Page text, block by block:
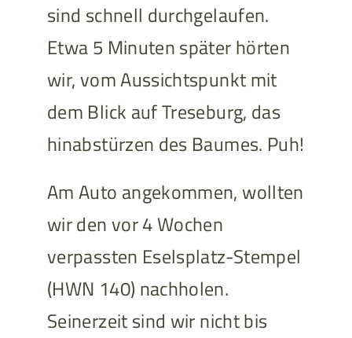
sind schnell durchgelaufen.
Etwa 5 Minuten später hörten
wir, vom Aussichtspunkt mit
dem Blick auf Treseburg, das
hinabstürzen des Baumes. Puh!
Am Auto angekommen, wollten
wir den vor 4 Wochen
verpassten Eselsplatz-Stempel
(HWN 140) nachholen.
Seinerzeit sind wir nicht bis